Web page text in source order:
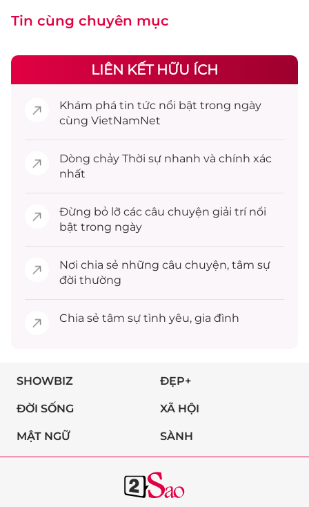
Tin cùng chuyên mục
LIÊN KẾT HỮU ÍCH
Khám phá tin tức nổi bật trong ngày
cùng VietNamNet
Dòng chảy Thời sự nhanh và chính xác
nhất
Đừng bỏ lỡ các câu chuyện giải trínổi
bật trong ngày
Nơi chia sẻ những câu chuyện, tâm sự
đời thường
Chia sẻ tâm sự tình yêu, gia đình
SHOWBIZ ĐẸP+
ĐỜI SỐNG XÃ HỘI
MẬT NGỮ SÀNH